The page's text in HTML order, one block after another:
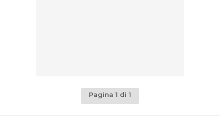
Pagina 1 di 1